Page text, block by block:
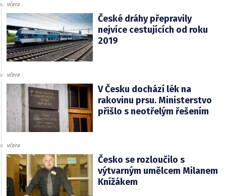
včera
České dráhy přepravily
nejvíce cestujících od roku
2019
včera
V Česku dochází lék na
rakovinu prsu. Ministerstvo
přišlo s neotřelým řešením
včera
Česko se rozloučilo s
výtvarným umělcem Milanem
Knížákem